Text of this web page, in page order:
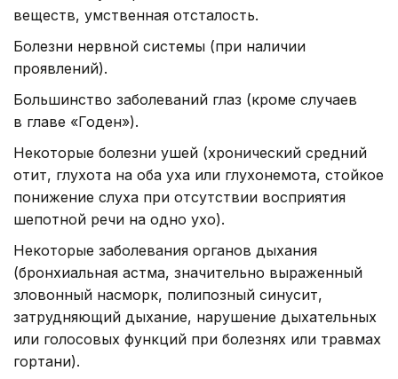
веществ, умственная отсталость.
Болезни нервной системы (при наличии
проявлений).
Большинство заболеваний глаз (кроме случаев
в главе «Годен»).
Некоторые болезни ушей (хронический средний
отит, глухота на оба уха или глухонемота, стойкое
понижение слуха при отсутствии восприятия
шепотной речи на одно ухо).
Некоторые заболевания органов дыхания
(бронхиальная астма, значительно выраженный
зловонный насморк, полипозный синусит,
затрудняющий дыхание, нарушение дыхательных
или голосовых функций при болезнях или травмах
гортани).